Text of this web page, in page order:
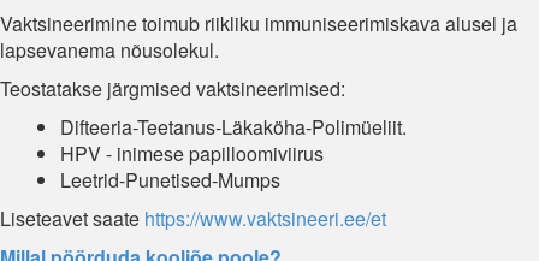
Vaktsineerimine toimub riikliku immuniseerimiskava alusel ja
lapsevanema nõusolekul.
Teostatakse järgmised vaktsineerimised:
Difteeria-Teetanus-Läkaköha-Polimüeliit.
HPV - inimese papilloomiviirus
Leetrid-Punetised-Mumps
Liseteavet saate https://www.vaktsineeri.ee/et